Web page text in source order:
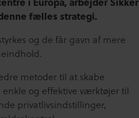
fælles strategi.
og de får gavn af mere
metoder til at skabe
og effektive værktøjer til
privatlivsindstillinger,